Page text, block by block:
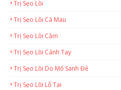
Trị Sẹo Lồi
Trị Sẹo Lồi Cà Mau
Trị Sẹo Lồi Cằm
Trị Sẹo Lồi Cánh Tay
Trị Sẹo Lồi Do Mổ Sanh Đẻ
Trị Sẹo Lồi Lỗ Tai